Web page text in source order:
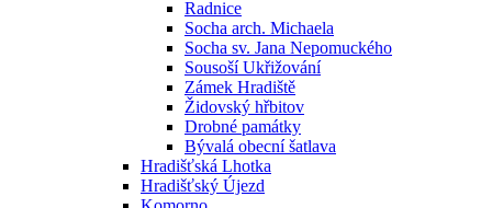
Radnice
Socha arch. Michaela
Socha sv. Jana Nepomuckého
Sousoší Ukřižování
Zámek Hradiště
Židovský hřbitov
Drobné památky
Bývalá obecní šatlava
Hradišťská Lhotka
Hradišťský Újezd